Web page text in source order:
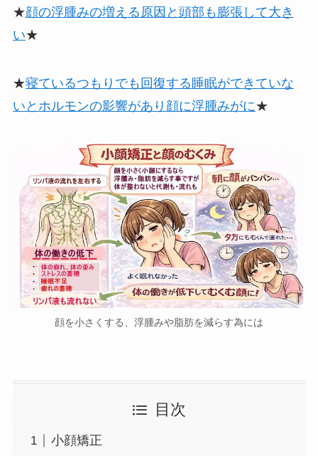
★顔の浮腫みの増える原因と頭部も膨張して大き
い★
★寝ているつもりでも回復する睡眠ができていな
いとホルモンの影響があり顔に浮腫みがに★
顔を小さくする、浮腫みや脂肪を減らす為には
目次
小顔矯正